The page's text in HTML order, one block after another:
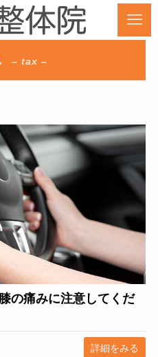
– tax –
の痛みに注意してくだ
詳細をみる